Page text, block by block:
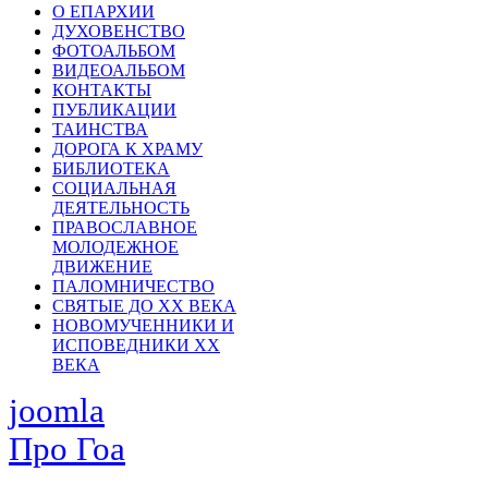
О ЕПАРХИИ
ДУХОВЕНСТВО
ФОТОАЛЬБОМ
ВИДЕОАЛЬБОМ
КОНТАКТЫ
ПУБЛИКАЦИИ
ТАИНСТВА
ДОРОГА К ХРАМУ
БИБЛИОТЕКА
СОЦИАЛЬНАЯ
ДЕЯТЕЛЬНОСТЬ
ПРАВОСЛАВНОЕ
МОЛОДЕЖНОЕ
ДВИЖЕНИЕ
ПАЛОМНИЧЕСТВО
СВЯТЫЕ ДО ХХ ВЕКА
НОВОМУЧЕННИКИ И
ИСПОВЕДНИКИ ХХ
ВЕКА
joomla
Про Гоа